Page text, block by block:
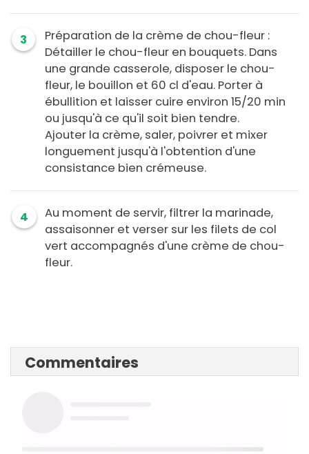
3
Préparation de la crème de chou-fleur :
Détailler le chou-fleur en bouquets. Dans
une grande casserole, disposer le chou-
fleur, le bouillon et 60 cl d'eau. Porter à
ébullition et laisser cuire environ 15/20 min
ou jusqu'à ce qu'il soit bien tendre.
Ajouter la crème, saler, poivrer et mixer
longuement jusqu'à l'obtention d'une
consistance bien crémeuse.
4
Au moment de servir, filtrer la marinade,
assaisonner et verser sur les filets de col
vert accompagnés d'une crème de chou-
fleur.
Commentaires